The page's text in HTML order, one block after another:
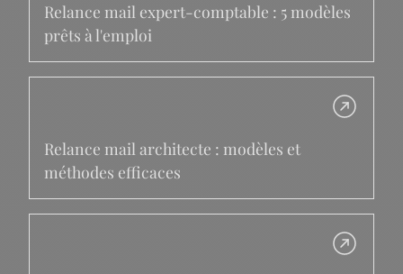
Relance mail expert-comptable : 5 modèles
prêts à l'emploi
Relance mail architecte : modèles et
méthodes efficaces